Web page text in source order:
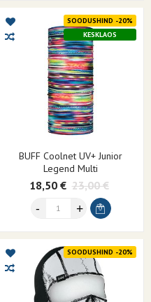
SOODUSHIND -20%
KESKLAOS
BUFF Coolnet UV+ Junior
Legend Multi
18,50 € 23,00 €
SOODUSHIND -20%